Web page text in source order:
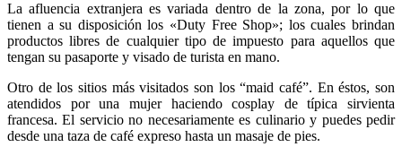
La afluencia extranjera es variada dentro de la zona, por lo que
tienen a su disposición los «Duty Free Shop»; los cuales brindan
productos libres de cualquier tipo de impuesto para aquellos que
tengan su pasaporte y visado de turista en mano.
Otro de los sitios más visitados son los “maid café”. En éstos, son
atendidos por una mujer haciendo cosplay de típica sirvienta
francesa. El servicio no necesariamente es culinario y puedes pedir
desde una taza de café expreso hasta un masaje de pies.